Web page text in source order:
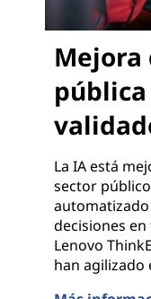
Mejora
La IA está
sector
decisiones
Lenovo
han agilizado